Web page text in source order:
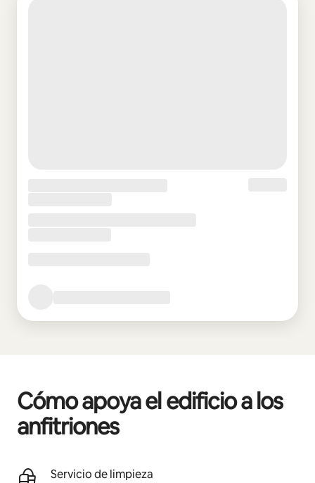
Cómo apoya el edificio a los
anfitriones
Servicio de limpieza